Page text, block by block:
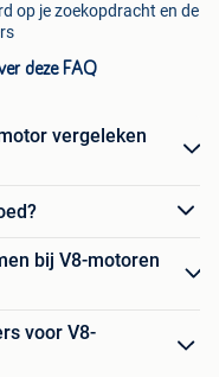
op je zoekopdracht en de
deze FAQ
vergeleken
bij V8-motoren
voor V8-